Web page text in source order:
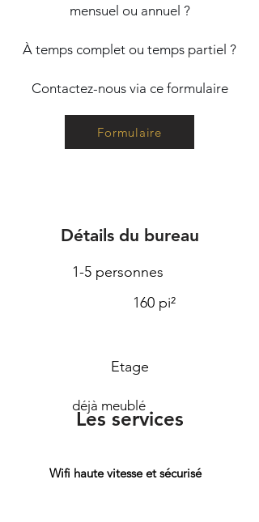
mensuel ou annuel ?
À temps complet ou temps partiel ?
Contactez-nous via ce formulaire
Formulaire
Détails du bureau
1-5 personnes
160 pi²
Etage
déjà meublé
Les services
Wifi haute vitesse et sécurisé